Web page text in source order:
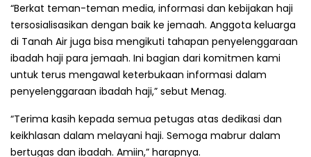
“Berkat teman-teman media, informasi dan kebijakan haji
tersosialisasikan dengan baik ke jemaah. Anggota keluarga
di Tanah Air juga bisa mengikuti tahapan penyelenggaraan
ibadah haji para jemaah. Ini bagian dari komitmen kami
untuk terus mengawal keterbukaan informasi dalam
penyelenggaraan ibadah haji,” sebut Menag.
“Terima kasih kepada semua petugas atas dedikasi dan
keikhlasan dalam melayani haji. Semoga mabrur dalam
bertugas dan ibadah. Amiin,” harapnya.